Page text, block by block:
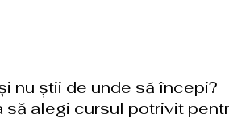
nu știi de unde să începi?
alegi cursul potrivit